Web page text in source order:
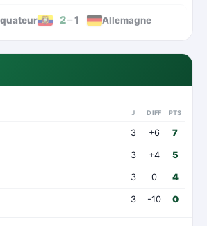
2–1 Allemagne
J DIFF PTS
3 +6 7
3 +4 5
3 0 4
3 -10 0